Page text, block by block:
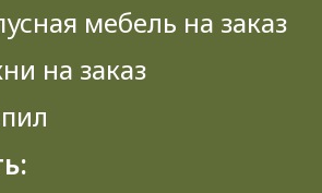
мебель на заказ
на заказ